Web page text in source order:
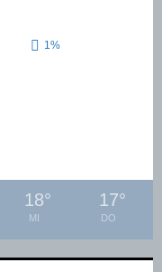
1%
18°
MI
17°
DO